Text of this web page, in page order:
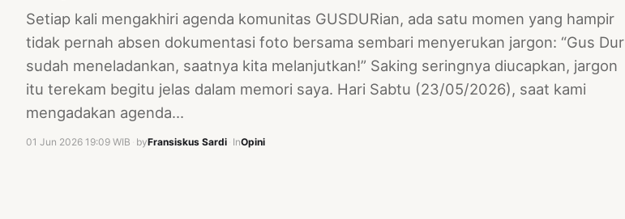
Setiap kali mengakhiri agenda komunitas GUSDURian, ada satu momen yang hampir
tidak pernah absen dokumentasi foto bersama sembari menyerukan jargon: “Gus Dur
sudah meneladankan, saatnya kita melanjutkan!” Saking seringnya diucapkan, jargon
itu terekam begitu jelas dalam memori saya. Hari Sabtu (23/05/2026), saat kami
mengadakan agenda…
01 Jun 2026 19:09 WIB byFransiskus Sardi InOpini